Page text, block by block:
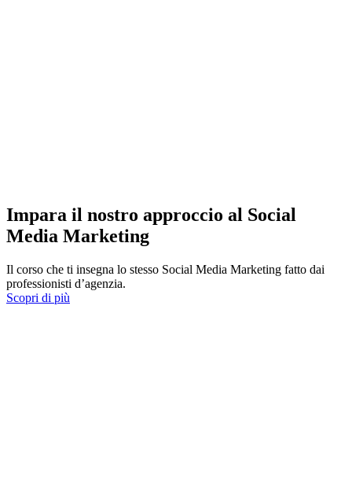
Impara il nostro approccio al Social
Media Marketing
Il corso che ti insegna lo stesso Social Media Marketing fatto dai
professionisti d’agenzia.
Scopri di più